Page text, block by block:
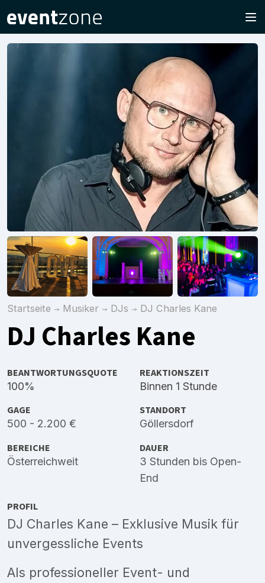
Startseite Musiker DJs DJ Charles Kane
DJ Charles Kane
BEANTWORTUNGSQUOTE
100%
REAKTIONSZEIT
Binnen 1 Stunde
GAGE
500 - 2.200 €
STANDORT
Göllersdorf
BEREICHE
Österreichweit
DAUER
3 Stunden bis Open-
End
PROFIL
DJ Charles Kane – Exklusive Musik für
unvergessliche Events
Als professioneller Event- und